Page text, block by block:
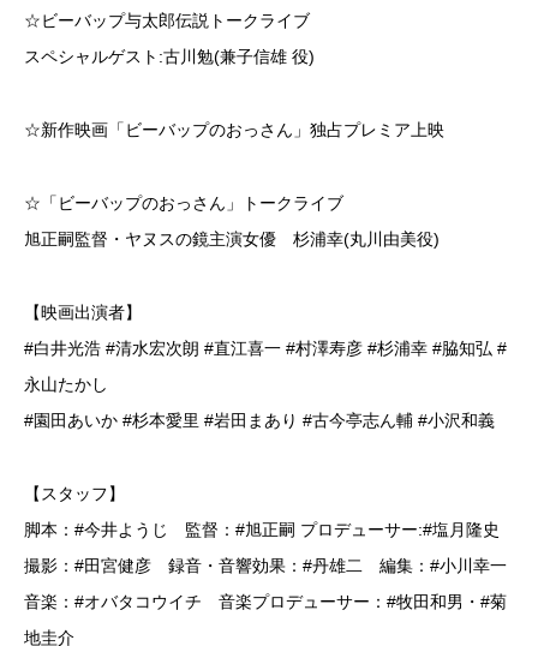
☆ビーバップ与太郎伝説トークライブ
スペシャルゲスト:古川勉(兼子信雄 役)
☆新作映画「ビーバップのおっさん」独占プレミア上映
☆「ビーバップのおっさん」トークライブ
旭正嗣監督・ヤヌスの鏡主演女優 杉浦幸(丸川由美役)
【映画出演者】
#白井光浩 #清水宏次朗 #直江喜一 #村澤寿彦 #杉浦幸 #脇知弘 #
永山たかし
#園田あいか #杉本愛里 #岩田まあり #古今亭志ん輔 #小沢和義
【スタッフ】
脚本：#今井ようじ 監督：#旭正嗣 プロデューサー:#塩月隆史
撮影：#田宮健彦 録音・音響効果：#丹雄二 編集：#小川幸一
音楽：#オバタコウイチ 音楽プロデューサー：#牧田和男・#菊
地圭介